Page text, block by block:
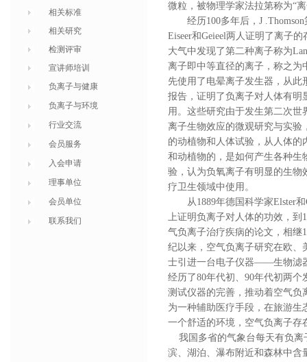
相关标准
相关研究
检测评审
宣讲师培训
负离子与健康
负离子与环境
行业交流
会员服务
入会申请
理事单位
会员单位
联系我们
微粒，被物理学家法拉第称为“
经历100多年后，J
Eiseer和Geieel两人证明了离子
大气中发现了第二种离子称为
离子即中等直径的离子，称之为
先使用了电晕离子发生器，从
报告，证明了负离子对人体有明
用。这些研究由于发生第二次世
离子生物效应的微观研究与实验
的动植物和人体试验，从人体
和动植物的，是如何产生各种生
验，认为负氧离子有明显的生物
疗卫生领域中使用。
从1889年德国科学家Elster
上证明负离子对人体的功效，到
气负离子治疗疾病的论文，相继
纪以来，空气负离子研究在欧、
士引进一台电子仪器——生物滤
经历了80年代初、90年代初两
测试仪器的完善，推动着空气负
为一种辅助医疗手段，在旅游
一个舒适的环境，空气负离子存
我国多省的气象台每天有负离
滨、湖泊、瀑布附近和森林中含